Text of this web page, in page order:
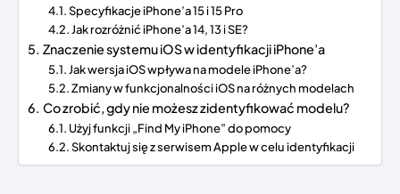
Specyfikacje iPhone’a 15 i 15 Pro
Jak rozróżnić iPhone’a 14, 13 i SE?
Znaczenie systemu iOS w identyfikacji iPhone’a
Jak wersja iOS wpływa na modele iPhone’a?
Zmiany w funkcjonalności iOS na różnych modelach
Co zrobić, gdy nie możesz zidentyfikować modelu?
Użyj funkcji „Find My iPhone” do pomocy
Skontaktuj się z serwisem Apple w celu identyfikacji